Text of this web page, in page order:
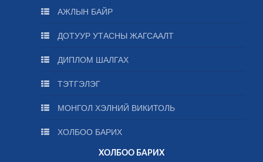
АЖЛЫН БАЙР
ДОТУУР УТАСНЫ ЖАГСААЛТ
ДИПЛОМ ШАЛГАХ
ТЭТГЭЛЭГ
МОНГОЛ ХЭЛНИЙ ВИКИТОЛЬ
ХОЛБОО БАРИХ
ХОЛБОО БАРИХ